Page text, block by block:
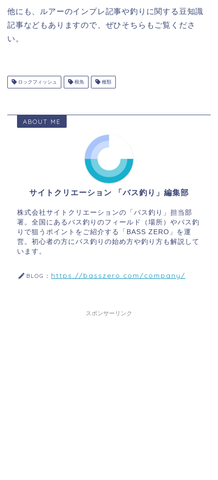
他にも、ルアーのインプレ記事や釣りに関する豆知識
記事などもありますので、ぜひそちらもご覧くださ
い。
ロックフィッシュ 根魚 種類
ABOUT ME
サイトクリエーション 「バス釣り」編集部
株式会社サイトクリエーションの「バス釣り」担当部
署。全国にあるバス釣りのフィールド（場所）やバス釣
りで狙うポイントをご紹介する「BASS ZERO」を運
営。初心者の方にバス釣りの始め方や釣り方も解説して
います。
BLOG： https://basszero.com/company/
スポンサーリンク